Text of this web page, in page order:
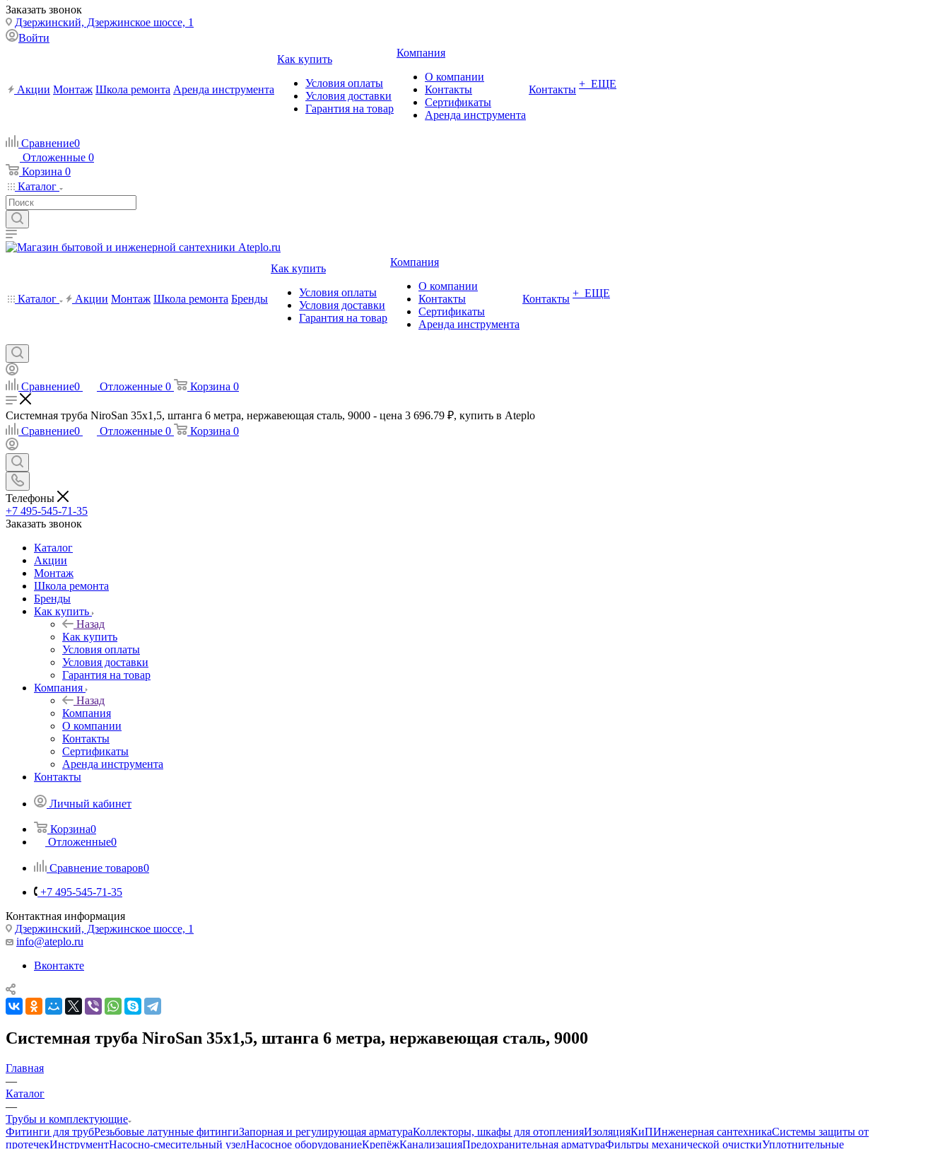
Заказать звонок
Дзержинский, Дзержинское шоссе, 1
Войти
Акции Монтаж Школа ремонта Аренда инструмента
Как купить
Условия оплаты
Условия доставки
Гарантия на товар
Компания
О компании
Контакты
Сертификаты
Аренда инструмента
Контакты + ЕЩЕ
Сравнение0
Отложенные 0
Корзина 0
Каталог
Каталог Акции Монтаж Школа ремонта Бренды
Как купить
Условия оплаты
Условия доставки
Гарантия на товар
Компания
О компании
Контакты
Сертификаты
Аренда инструмента
Контакты + ЕЩЕ
Сравнение0 Отложенные 0 Корзина 0
Системная труба NiroSan 35x1,5, штанга 6 метра, нержавеющая сталь, 9000 - цена 3 696.79 ₽, купить в Ateplo
Сравнение0 Отложенные 0 Корзина 0
Телефоны
+7 495-545-71-35
Заказать звонок
Каталог
Акции
Монтаж
Школа ремонта
Бренды
Как купить
Назад
Как купить
Условия оплаты
Условия доставки
Гарантия на товар
Компания
Назад
Компания
О компании
Контакты
Сертификаты
Аренда инструмента
Контакты
Личный кабинет
Корзина0
Отложенные0
Сравнение товаров0
+7 495-545-71-35
Контактная информация
Дзержинский, Дзержинское шоссе, 1
info@ateplo.ru
Вконтакте
Системная труба NiroSan 35x1,5, штанга 6 метра, нержавеющая сталь, 9000
Главная
—
Каталог
—
Трубы и комплектующие
Фитинги для трубРезьбовые латунные фитингиЗапорная и регулирующая арматураКоллекторы, шкафы для отопленияИзоляцияКиПИнженерная сантехникаСистемы защиты от
протечекИнструментНасосно-смесительный узелНасосное оборудованиеКрепёжКанализацияПредохранительная арматураФильтры механической очисткиУплотнительные